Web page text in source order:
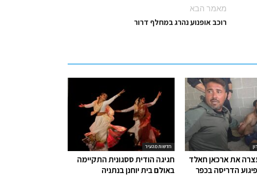
מאמר הבא
רוכב אופנוע נהרג במחלף דרור
חדשות מהעיר
חגיגה הודית ססגונית התקיימה
באולם בית יוחנן בנתניה
את ארכאן חאלד
הדריסה בכפר